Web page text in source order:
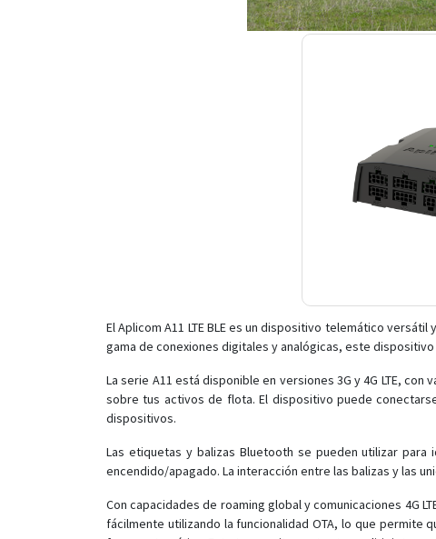
El Aplicom A11 LTE BLE es un dispositivo telemático
gama de conexiones digitales y analógicas, este
La serie A11 está disponible en versiones 3G y 4G LTE,
sobre tus activos de flota. El dispositivo puede
dispositivos.
Las etiquetas y balizas Bluetooth se pueden utilizar
encendido/apagado. La interacción entre las balizas y las
Con capacidades de roaming global y comunicaciones 4G
fácilmente utilizando la funcionalidad OTA, lo que permite